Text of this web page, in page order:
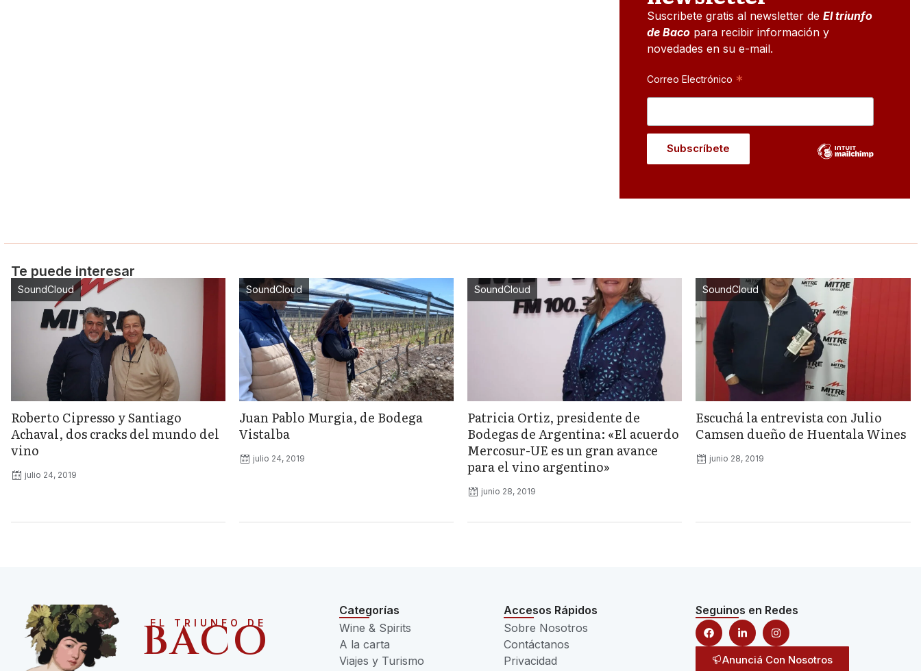
Suscribete gratis al newsletter deEl triunfo
de Baco para recibir información y
novedades en su e-mail.
Correo Electrónico *
Te puede interesar
SoundCloud
Roberto Cipresso y Santiago
Achaval, dos cracks del mundo del
vino
julio 24, 2019
SoundCloud
Juan Pablo Murgia, de Bodega
Vistalba
julio 24, 2019
SoundCloud
Patricia Ortiz, presidente de
Bodegas de Argentina: «El acuerdo
Mercosur-UE es un gran avance
para el vino argentino»
junio 28, 2019
SoundCloud
Escuchá la entrevista con Julio
Camsen dueño de Huentala Wines
junio 28, 2019
EL TRIUNFO DE
BACO
Categorías
Wine & Spirits
A la carta
Viajes y Turismo
Accesos Rápidos
Sobre Nosotros
Contáctanos
Privacidad
Seguinos en Redes
Anunciá Con Nosotros